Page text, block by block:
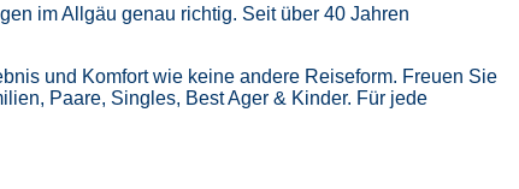
im Allgäu genau richtig. Seit über 40 Jahren
und Komfort wie keine andere Reiseform. Freuen Sie
Paare, Singles, Best Ager & Kinder. Für jede